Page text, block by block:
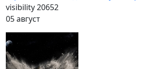
visibility20652
05 август